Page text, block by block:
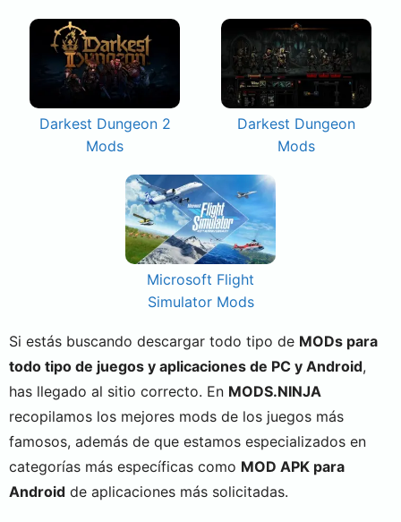
Darkest Dungeon 2
Mods
Darkest Dungeon
Mods
Microsoft Flight
Simulator Mods
Si estás buscando descargar todo tipo de MODs para
todo tipo de juegos y aplicaciones de PC y Android,
has llegado al sitio correcto. En MODS.NINJA
recopilamos los mejores mods de los juegos más
famosos, además de que estamos especializados en
categorías más específicas como MOD APK para
Android de aplicaciones más solicitadas.